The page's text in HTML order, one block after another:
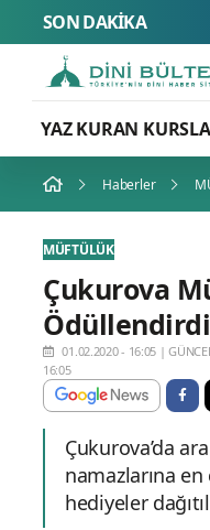
SON DAKİKA
YAZ KURAN
Haberler
MÜFTÜLÜK
Çukurova
01.02.2020 - 16:05 |
16:05
Çukurova’da
namazlarına
hediyeler